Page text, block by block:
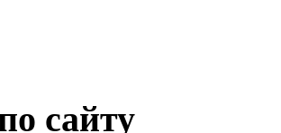
сайту